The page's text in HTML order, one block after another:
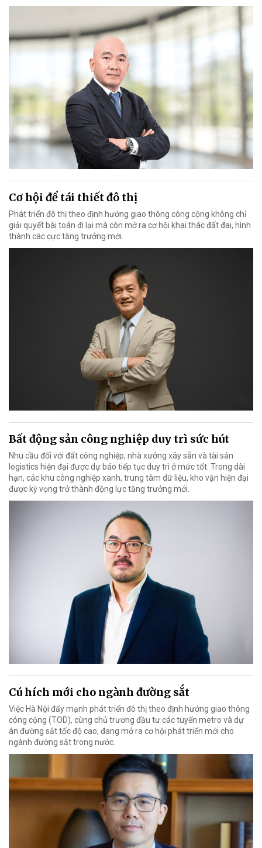
Cơ hội để tái thiết đô thị
Phát triển đô thị theo định hướng giao thông công cộng không chỉ
giải quyết bài toán đi lại mà còn mở ra cơ hội khai thác đất đai, hình
thành các cực tăng trưởng mới.
Bất động sản công nghiệp duy trì sức hút
Nhu cầu đối với đất công nghiệp, nhà xưởng xây sẵn và tài sản
logistics hiện đại được dự báo tiếp tục duy trì ở mức tốt. Trong dài
hạn, các khu công nghiệp xanh, trung tâm dữ liệu, kho vận hiện đại
được kỳ vọng trở thành động lực tăng trưởng mới.
Cú hích mới cho ngành đường sắt
Việc Hà Nội đẩy mạnh phát triển đô thị theo định hướng giao thông
công cộng (TOD), cùng chủ trương đầu tư các tuyến metro và dự
án đường sắt tốc độ cao, đang mở ra cơ hội phát triển mới cho
ngành đường sắt trong nước.